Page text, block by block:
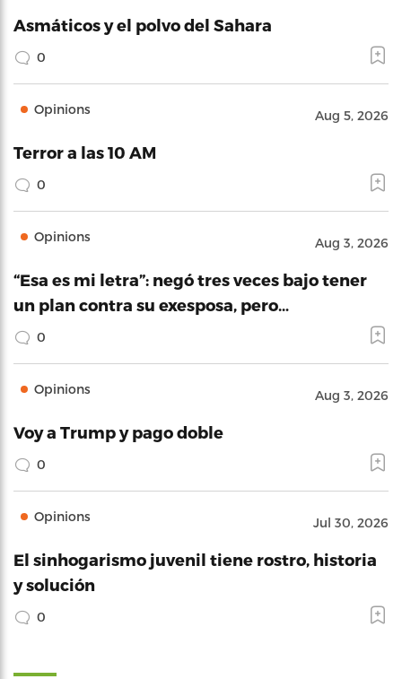
Asmáticos y el polvo del Sahara
0
Opinions Aug 5, 2026
Terror a las 10 AM
0
Opinions Aug 3, 2026
“Esa es mi letra”: negó tres veces bajo tener
un plan contra su exesposa, pero…
0
Opinions Aug 3, 2026
Voy a Trump y pago doble
0
Opinions Jul 30, 2026
El sinhogarismo juvenil tiene rostro, historia
y solución
0